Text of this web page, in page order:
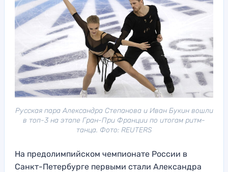
Русская пара Александра Степанова и Иван Букин вошли
в топ-3 на этапе Гран-При Франции по итогам ритм-
танца. Фото: REUTERS
На предолимпийском чемпионате России в
Санкт-Петербурге первыми стали Александра